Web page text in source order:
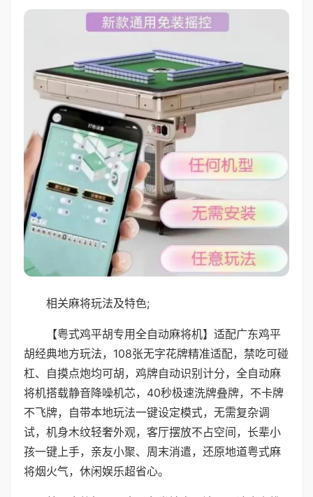
相关麻将玩法及特色;
【粤式鸡平胡专用全自动麻将机】适配广东鸡平
胡经典地方玩法，108张无字花牌精准适配，禁吃可碰
杠、自摸点炮均可胡，鸡牌自动识别计分，全自动麻
将机搭载静音降噪机芯，40秒极速洗牌叠牌，不卡牌
不飞牌，自带本地玩法一键设定模式，无需复杂调
试，机身木纹轻奢外观，客厅摆放不占空间，长辈小
孩一键上手，亲友小聚、周末消遣，还原地道粤式麻
将烟火气，休闲娱乐超省心。